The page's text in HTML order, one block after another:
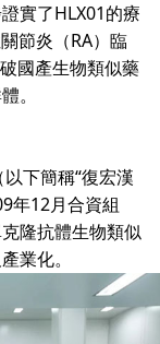
實了HLX01的療
節炎（RA）臨
國產生物類似藥
。
下簡稱“復宏漢
年12月合資組
隆抗體生物類似
業化。